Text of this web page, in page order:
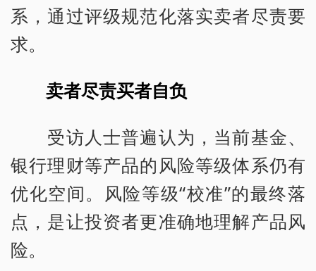
系，通过评级规范化落实卖者尽责要
求。
卖者尽责买者自负
受访人士普遍认为，当前基金、
银行理财等产品的风险等级体系仍有
优化空间。风险等级“校准”的最终落
点，是让投资者更准确地理解产品风
险。